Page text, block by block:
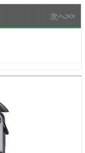
次へ>>